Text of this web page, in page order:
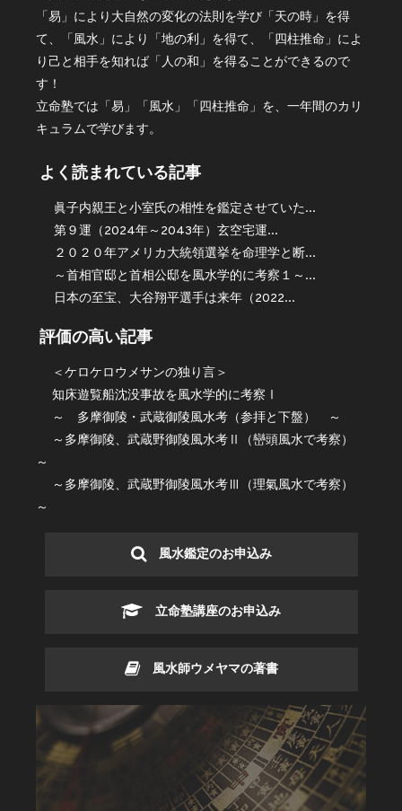
「易」により大自然の変化の法則を学び「天の時」を得
て、「風水」により「地の利」を得て、「四柱推命」によ
り己と相手を知れば「人の和」を得ることができるので
す！
立命塾では「易」「風水」「四柱推命」を、一年間のカリ
キュラムで学びます。
よく読まれている記事
眞子内親王と小室氏の相性を鑑定させていた...
第９運（2024年～2043年）玄空宅運...
２０２０年アメリカ大統領選挙を命理学と断...
～首相官邸と首相公邸を風水学的に考察１～...
日本の至宝、大谷翔平選手は来年（2022...
評価の高い記事
＜ケロケロウメサンの独り言＞
知床遊覧船沈没事故を風水学的に考察Ⅰ
～ 多摩御陵・武蔵御陵風水考（参拝と下盤） ～
～多摩御陵、武蔵野御陵風水考Ⅱ（巒頭風水で考察）
～
～多摩御陵、武蔵野御陵風水考Ⅲ（理氣風水で考察）
～
風水鑑定のお申込み
立命塾講座のお申込み
風水師ウメヤマの著書